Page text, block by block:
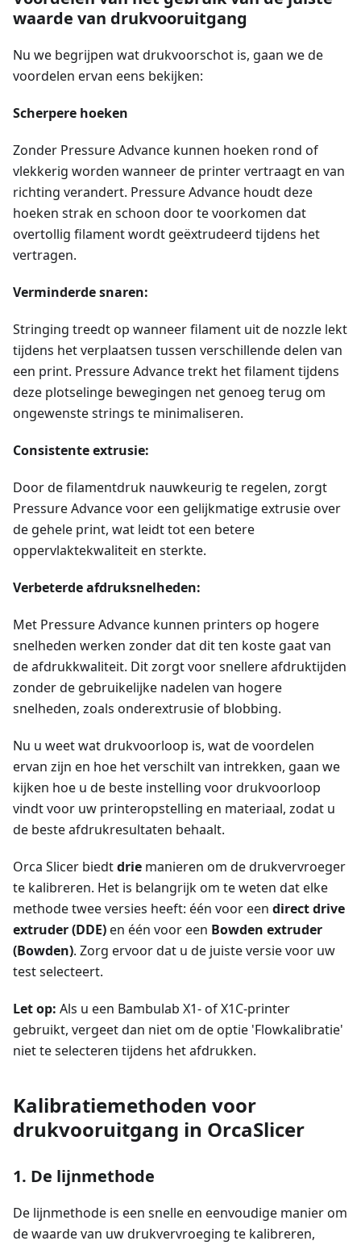
waarde van drukvooruitgang
Nu we begrijpen wat drukvoorschot is, gaan we de
voordelen ervan eens bekijken:
Scherpere hoeken
Zonder Pressure Advance kunnen hoeken rond of
vlekkerig worden wanneer de printer vertraagt en van
richting verandert. Pressure Advance houdt deze
hoeken strak en schoon door te voorkomen dat
overtollig filament wordt geëxtrudeerd tijdens het
vertragen.
Verminderde snaren:
Stringing treedt op wanneer filament uit de nozzle lekt
tijdens het verplaatsen tussen verschillende delen van
een print. Pressure Advance trekt het filament tijdens
deze plotselinge bewegingen net genoeg terug om
ongewenste strings te minimaliseren.
Consistente extrusie:
Door de filamentdruk nauwkeurig te regelen, zorgt
Pressure Advance voor een gelijkmatige extrusie over
de gehele print, wat leidt tot een betere
oppervlaktekwaliteit en sterkte.
Verbeterde afdruksnelheden:
Met Pressure Advance kunnen printers op hogere
snelheden werken zonder dat dit ten koste gaat van
de afdrukkwaliteit. Dit zorgt voor snellere afdruktijden
zonder de gebruikelijke nadelen van hogere
snelheden, zoals onderextrusie of blobbing.
Nu u weet wat drukvoorloop is, wat de voordelen
ervan zijn en hoe het verschilt van intrekken, gaan we
kijken hoe u de beste instelling voor drukvoorloop
vindt voor uw printeropstelling en materiaal, zodat u
de beste afdrukresultaten behaalt.
Orca Slicer biedtdrie manieren om de drukvervroeger
te kalibreren. Het is belangrijk om te weten dat elke
methode twee versies heeft: één voor een direct drive
extruder (DDE)en één voor een Bowden extruder
(Bowden). Zorg ervoor dat u de juiste versie voor uw
test selecteert.
Let op: Als u een Bambulab X1- of X1C-printer
gebruikt, vergeet dan niet om de optie 'Flowkalibratie'
niet te selecteren tijdens het afdrukken.
Kalibratiemethoden voor
drukvooruitgang in OrcaSlicer
1. De lijnmethode
De lijnmethode is een snelle en eenvoudige manier om
de waarde van uw drukvervroeging te kalibreren,